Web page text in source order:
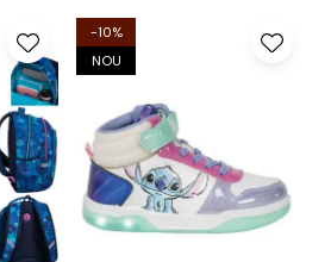
-10%
NOU